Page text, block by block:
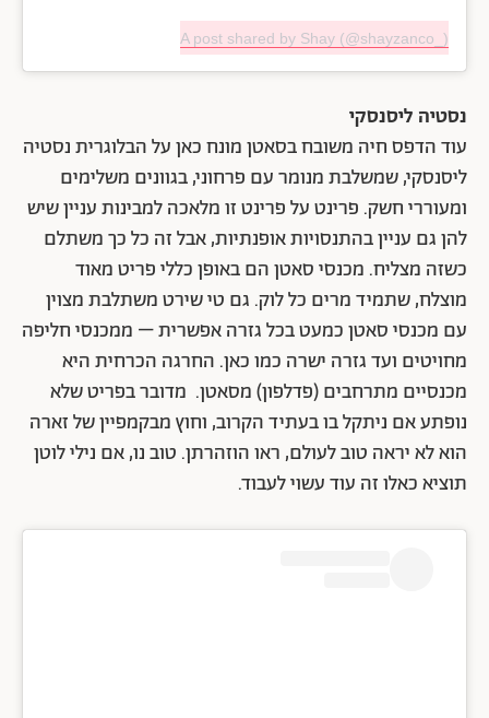
A post shared by Shay (@shayzanco_)
נסטיה ליסנסקי
עוד הדפס חיה משובח בסאטן מונח כאן על הבלוגרית נסטיה
ליסנסקי, שמשלבת מנומר עם פרחוני, בגוונים משלימים
ומעוררי חשק. פרינט על פרינט זו מלאכה למבינות עניין שיש
להן גם עניין בהתנסויות אופנתיות, אבל זה כל כך משתלם
כשזה מצליח. מכנסי סאטן הם באופן כללי פריט מאוד
מוצלח, שתמיד מרים כל לוק. גם טי שירט משתלבת מצוין
עם מכנסי סאטן כמעט בכל גזרה אפשרית – ממכנסי חליפה
מחויטים ועד גזרה ישרה כמו כאן. החרגה הכרחית היא
מכנסיים מתרחבים (פדלפון) מסאטן. מדובר בפריט שלא
נופתע אם ניתקל בו בעתיד הקרוב, וחוץ מבקמפיין של זארה
הוא לא יראה טוב לעולם, ראו הוזהרתן. טוב נו, אם נילי לוטן
תוציא כאלו זה עוד עשוי לעבוד.